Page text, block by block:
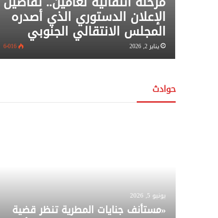
الإعلان الدستوري الذي أصدره
المجلس الانتقالي الجنوبي
يناير 2, 2026 6٬016
حوادث
يونيو 5, 2026
«مستأنف جنايات المطرية تنظر قضية